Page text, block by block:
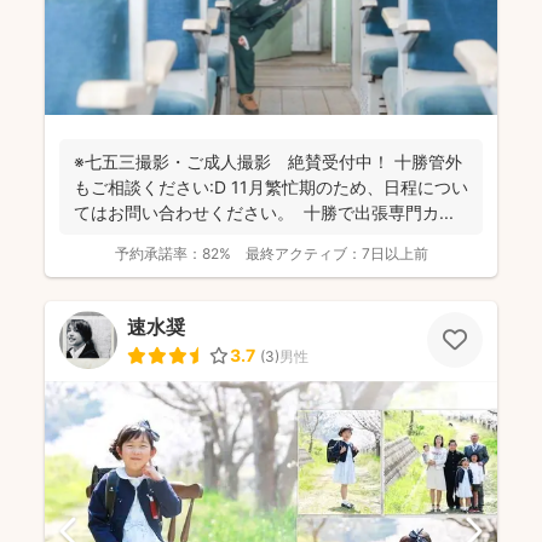
※七五三撮影・ご成人撮影 絶賛受付中！ 十勝管外
もご相談ください:D 11月繁忙期のため、日程につい
てはお問い合わせください。 十勝で出張専門カ...
予約承諾率： 82% 最終アクティブ： 7日以上前
速水奨
3.7 (3)男性